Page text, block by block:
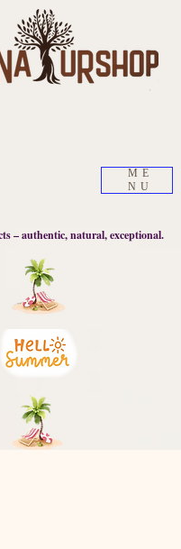
ME
NU
– authentic, natural, exceptional.